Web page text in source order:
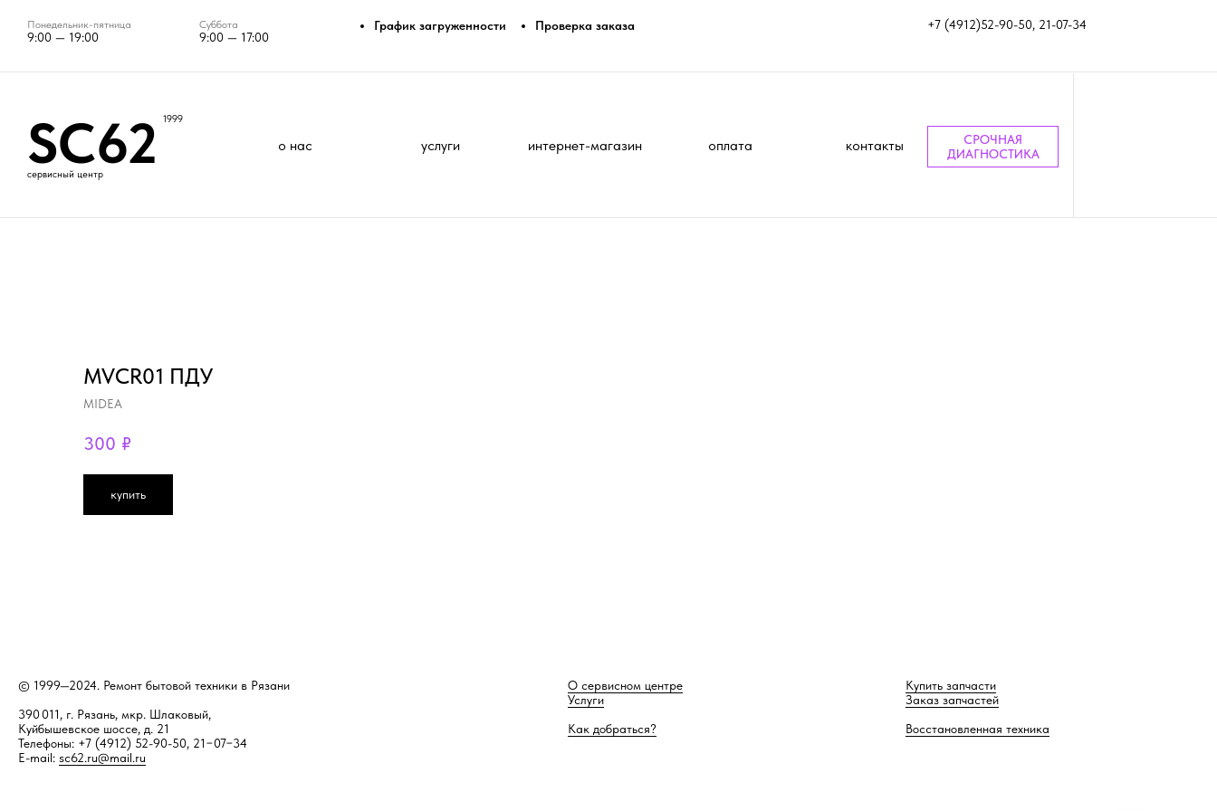
Понедельник-пятница
9:00 — 19:00
+7 (4912)52-90-50, 21-07-34
услуги
Суббота
9:00 — 17:00
интернет-магазин оплата контакты
о нас
График загруженности Проверка заказа
SC62 1999
сервисный центр
СРОЧНАЯ
ДИАГНОСТИКА
MVCR01 ПДУ
MIDEA
300 ₽
купить
© 1999—2024. Ремонт бытовой техники в Рязани
390 011, г. Рязань, мкр. Шлаковый,
Куйбышевское шоссе, д. 21
Телефоны: +7 (4912) 52-90-50, 21−07−34
E-mail: sc62.ru@mail.ru
О сервисном центре
Услуги
Как добраться?
Купить запчасти
Заказ запчастей
Восстановленная техника